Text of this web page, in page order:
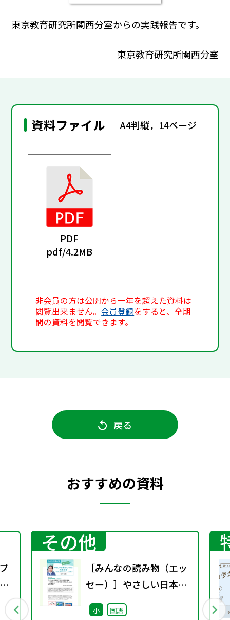
東京教育研究所関西分室からの実践報告です。
東京教育研究所関西分室
資料ファイル A4判縦，14ページ
PDF
pdf/4.2MB
非会員の方は公開から一年を超えた資料は
閲覧出来ません。会員登録をすると、全期
間の資料を閲覧できます。
戻る
おすすめの資料
その他
［みんなの読み物（エッ
セー）］やさしい日本語
でつくる共生社会――伝え合
い、分かち合うための、
小 国語